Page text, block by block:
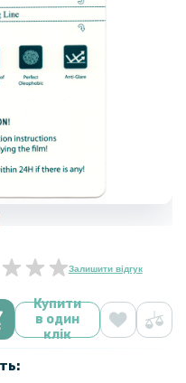
Залишити відгук
Купити
в один
клік